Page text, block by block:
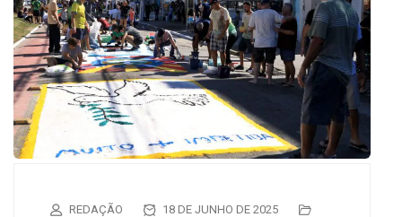
REDAÇÃO
18 DE JUNHO DE 2025